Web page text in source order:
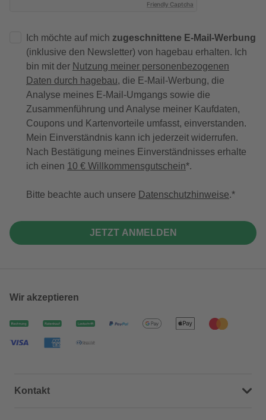
Friendly Captcha
Ich möchte auf mich zugeschnittene E-Mail-Werbung
(inklusive den Newsletter) von hagebau erhalten. Ich
bin mit der Nutzung meiner personenbezogenen
Daten durch hagebau, die E-Mail-Werbung, die
Analyse meines E-Mail-Umgangs sowie die
Zusammenführung und Analyse meiner Kaufdaten,
Coupons und Kartenvorteile umfasst, einverstanden.
Mein Einverständnis kann ich jederzeit widerrufen.
Nach Bestätigung meines Einverständnisses erhalte
ich einen 10 € Willkommensgutschein*.
Bitte beachte auch unsere Datenschutzhinweise.
JETZT ANMELDEN
Wir akzeptieren
Kontakt